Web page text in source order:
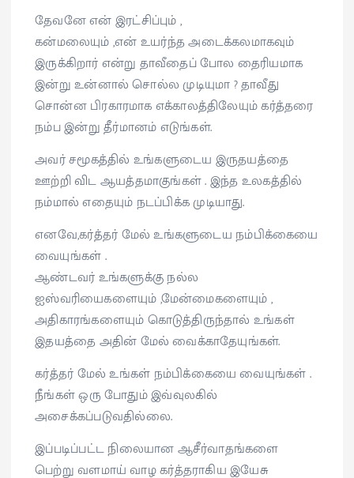
தேவனே என் இரட்சிப்பும் ,
கன்மலையும் ,என் உயர்ந்த அடைக்கலமாகவும்
இருக்கிறார் என்று தாவீதைப் போல தைரியமாக
இன்று உன்னால் சொல்ல முடியுமா ? தாவீது
சொன்ன பிரகாரமாக எக்காலத்திலேயும் கர்த்தரை
நம்ப இன்று தீர்மானம் எடுங்கள்.
அவர் சமூகத்தில் உங்களுடைய இருதயத்தை
ஊற்றி விட ஆயத்தமாகுங்கள் . இந்த உலகத்தில்
நம்மால் எதையும் நடப்பிக்க முடியாது.
எனவே,கர்த்தர் மேல் உங்களுடைய நம்பிக்கையை
வையுங்கள் .
ஆண்டவர் உங்களுக்கு நல்ல
ஐஸ்வரியைகளையும் ,மேன்மைகளையும் ,
அதிகாரங்களையும் கொடுத்திருந்தால் உங்கள்
இதயத்தை அதின் மேல் வைக்காதேயுங்கள்.
கர்த்தர் மேல் உங்கள் நம்பிக்கையை வையுங்கள் .
நீங்கள் ஒரு போதும் இவ்வுலகில்
அசைக்கப்படுவதில்லை.
இப்படிப்பட்ட நிலையான ஆசீர்வாதங்களை
பெற்று வளமாய் வாழ கர்த்தராகிய இயேசு